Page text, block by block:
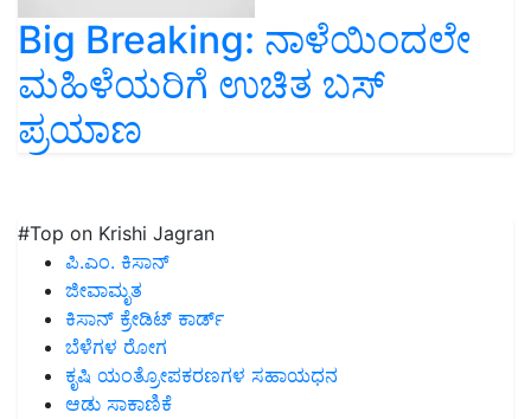
Big Breaking: ನಾಳೆಯಿಂದಲೇ
ಮಹಿಳೆಯರಿಗೆ ಉಚಿತ ಬಸ್‌
ಪ್ರಯಾಣ
#Top on Krishi Jagran
ಪಿ.ಎಂ. ಕಿಸಾನ್
ಜೀವಾಮೃತ
ಕಿಸಾನ್ ಕ್ರೇಡಿಟ್ ಕಾರ್ಡ್
ಬೆಳೆಗಳ ರೋಗ
ಕೃಷಿ ಯಂತ್ರೋಪಕರಣಗಳ ಸಹಾಯಧನ
ಆಡು ಸಾಕಾಣಿಕೆ